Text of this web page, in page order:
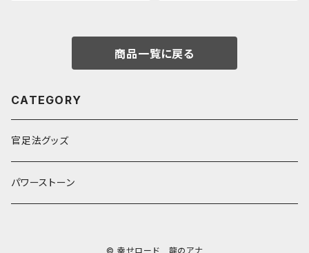
商品一覧に戻る
CATEGORY
官足法グッズ
パワーストーン
© 幸せロード 龍のアナ